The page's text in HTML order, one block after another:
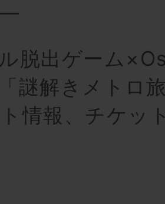
脱出ゲーム
謎解きメトロ
情報、チケッ